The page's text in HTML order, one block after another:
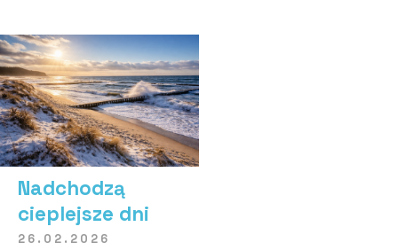
Nadchodzą
cieplejsze dni
26.02.2026